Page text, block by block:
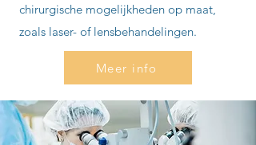
chirurgische mogelijkheden op maat,
zoals laser- of lensbehandelingen.
Meer info